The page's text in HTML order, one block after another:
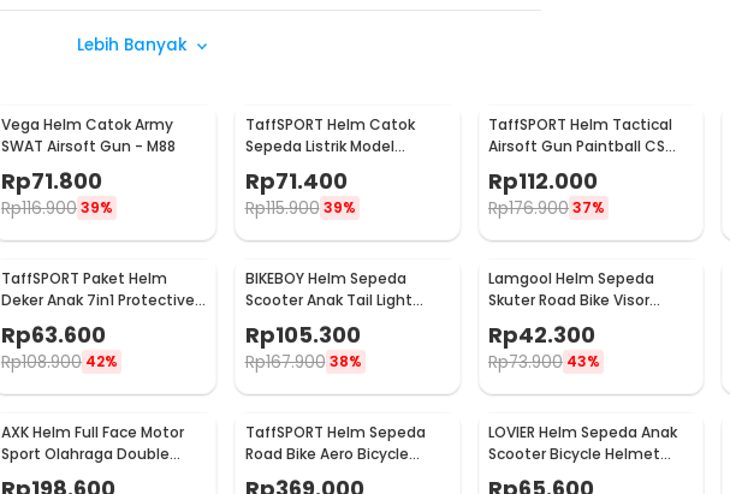
Lebih Banyak
Vega Helm Catok Army
SWAT Airsoft Gun - M88
Rp71.800
Rp116.90039%
TaffSPORT Helm Catok
Sepeda Listrik Model
Baseball Cap - U25
Rp71.400
Rp115.900 39%
TaffSPORT Helm Tactical
Airsoft Gun Paintball CS
SWAT Helmet - MICH2000
Rp112.000
Rp176.90037%
TaffSPORT Paket Helm
Deker Anak 7in1 Protective
Gear Sport Activity - K25
Rp63.600
Rp108.900 42%
BIKEBOY Helm Sepeda
Scooter Anak Tail Light
Bicycle Helmet 14 Air Vent -
K10
Rp105.300
Rp167.900 38%
Lamgool Helm Sepeda
Skuter Road Bike Visor
Bicycle Helmet 4 Air Vent -
U10
Rp42.300
Rp73.900 43%
AXK Helm Full Face Motor
Sport Olahraga Double
Lens Anti Fog Motocycle -
TaffSPORT Helm Sepeda
Road Bike Aero Bicycle
Helmet 14 Air Vent - Z25
LOVIER Helm Sepeda Anak
Scooter Bicycle Helmet
Outdoor Sports - K20